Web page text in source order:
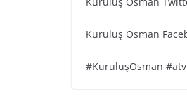
Kuruluş Osman
#KuruluşOsman